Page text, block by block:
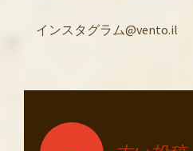
インスタグラム@vento.il